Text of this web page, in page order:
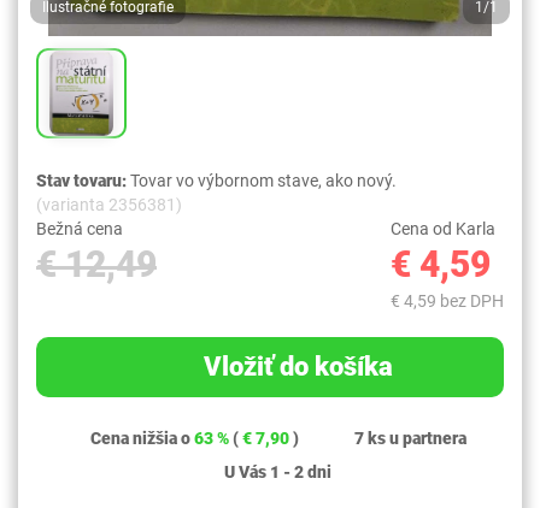
Ilustračné fotografie 1/1
Stav tovaru:Tovar vo výbornom stave, ako nový.
(varianta 2356381)
Bežná cena
€ 12,49
Cena od Karla
€ 4,59
€ 4,59 bez DPH
Vložiť do košíka
Cena nižšia o63 %(€ 7,90)
7 ks u partnera
U Vás 1 - 2 dni